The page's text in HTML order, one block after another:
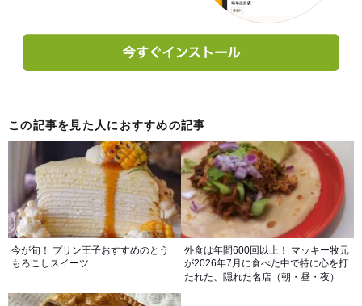
この記事を見た人におすすめの記事
今が旬！ プリン王子おすすめのとう
もろこしスイーツ
外食は年間600回以上！ マッキー牧元
が2026年7月に食べた中で特に心を打
たれた、隠れた名店（朝・昼・夜）